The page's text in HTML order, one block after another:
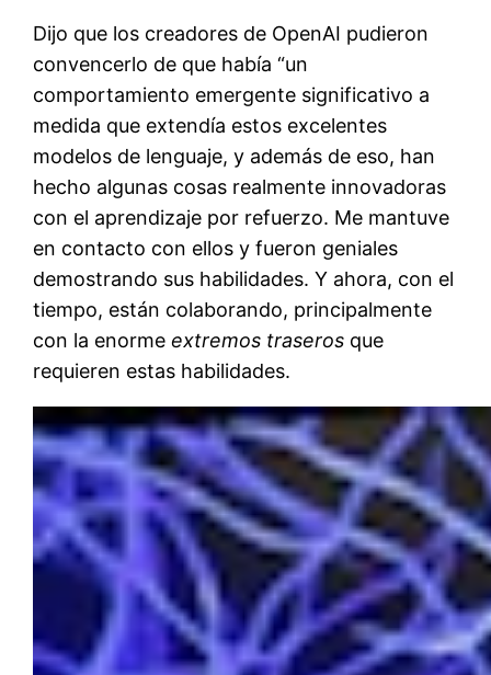
Dijo que los creadores de OpenAI pudieron
convencerlo de que había “un
comportamiento emergente significativo a
medida que extendía estos excelentes
modelos de lenguaje, y además de eso, han
hecho algunas cosas realmente innovadoras
con el aprendizaje por refuerzo. Me mantuve
en contacto con ellos y fueron geniales
demostrando sus habilidades. Y ahora, con el
tiempo, están colaborando, principalmente
con la enormeextremos traseros que
requieren estas habilidades.